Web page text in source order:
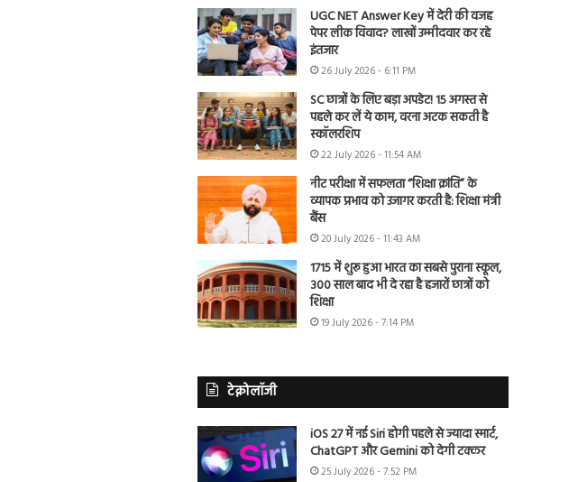
UGC NET Answer Key में देरी की वजह
पेपर लीक विवाद? लाखों उम्मीदवार कर रहे
इंतजार
26 July 2026 - 6:11 PM
SC छात्रों के लिए बड़ा अपडेट! 15 अगस्त से
पहले कर लें ये काम, वरना अटक सकती है
स्कॉलरशिप
22 July 2026 - 11:54 AM
नीट परीक्षा में सफलता “शिक्षा क्रांति” के
व्यापक प्रभाव को उजागर करती है: शिक्षा मंत्री
बैंस
20 July 2026 - 11:43 AM
1715 में शुरू हुआ भारत का सबसे पुराना स्कूल,
300 साल बाद भी दे रहा है हजारों छात्रों को
शिक्षा
19 July 2026 - 7:14 PM
टेक्नोलॉजी
iOS 27 में नई Siri होगी पहले से ज्यादा स्मार्ट,
ChatGPT और Gemini को देगी टक्कर
25 July 2026 - 7:52 PM